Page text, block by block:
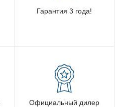
Гарантия 3 года!
Официальный дилер